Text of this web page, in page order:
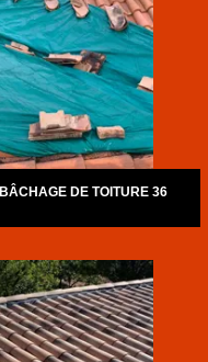
BÂCHAGE DE TOITURE 36